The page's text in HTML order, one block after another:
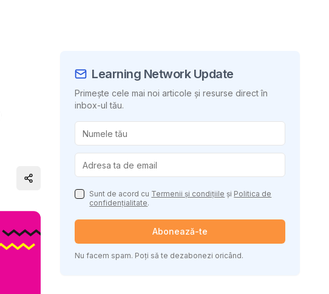
Distribuie conținutul
Learning Network Update
Primește cele mai noi articole și resurse direct în
inbox-ul tău.
Sunt de acord cu Termenii și condițiile și Politica de
confidențialitate.
Abonează-te
Nu facem spam. Poți să te dezabonezi oricând.